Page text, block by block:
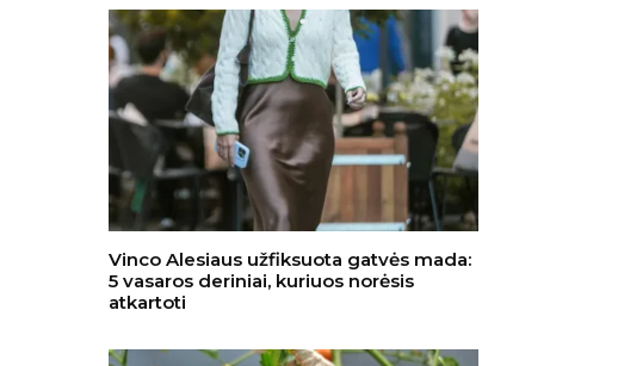
Vinco Alesiaus užfiksuota gatvės mada:
5 vasaros deriniai, kuriuos norėsis
atkartoti